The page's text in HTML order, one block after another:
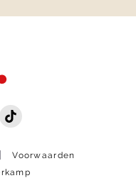
Voorwaarden